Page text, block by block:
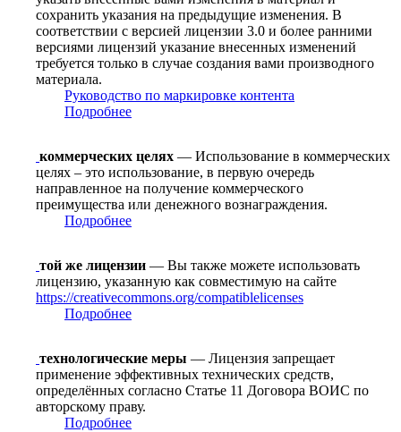
сохранить указания на предыдущие изменения. В
соответствии с версией лицензии 3.0 и более ранними
версиями лицензий указание внесенных изменений
требуется только в случае создания вами производного
материала.
Руководство по маркировке контента
Подробнее
коммерческих целях — Использование в коммерческих
целях – это использование, в первую очередь
направленное на получение коммерческого
преимущества или денежного вознаграждения.
Подробнее
той же лицензии — Вы также можете использовать
лицензию, указанную как совместимую на сайте
https://creativecommons.org/compatiblelicenses
Подробнее
технологические меры — Лицензия запрещает
применение эффективных технических средств,
определённых согласно Статье 11 Договора ВОИС по
авторскому праву.
Подробнее